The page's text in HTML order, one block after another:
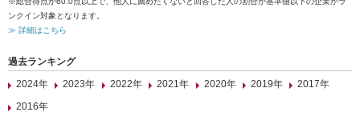
ンクイン対象となります。
≫ 詳細はこちら
過去ランキング
2024年
2023年 2022年 2021年 2020年 2019年
2017年
2016年